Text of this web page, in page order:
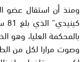
ومنذ أن استقال عضو
بالمحكمة العليا، وهو
وصوت مرارا لكل من